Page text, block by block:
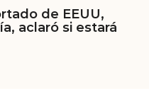
de EEUU,
aclaró si estará